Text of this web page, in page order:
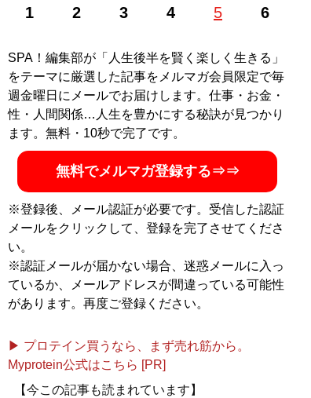
1 2 3 4 5 6
から白物までジャンルを問わずさまざまな売り場を担
が、接客のほうが性に合うため、本部に直訴し現場復帰
を果たす
記事一覧へ
SPA！編集部が「人生後半を賢く楽しく生きる」
をテーマに厳選した記事をメルマガ会員限定で毎
週金曜日にメールでお届けします。仕事・お金・
性・人間関係…人生を豊かにする秘訣が見つかり
ます。無料・10秒で完了です。
無料でメルマガ登録する⇒⇒
※登録後、メール認証が必要です。受信した認証
メールをクリックして、登録を完了させてくださ
い。
※認証メールが届かない場合、迷惑メールに入っ
ているか、メールアドレスが間違っている可能性
があります。再度ご登録ください。
▶ プロテイン買うなら、まず売れ筋から。
Myprotein公式はこちら [PR]
【今この記事も読まれています】